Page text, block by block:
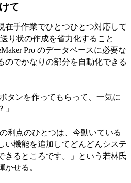
て
在手作業でひとつひとつ対応して
り状の作成を省力化すること
Pro のデータベースに必要な
のでかなりの部分を自動化できる
タンを作ってもらって、一気に
利点のひとつは、今動いている
い機能を追加してどんどんシステ
きるところです。」という若林氏
せる。